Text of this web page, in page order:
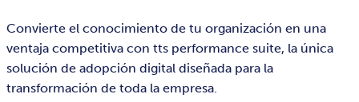
Convierte el conocimiento de tu organización en una
ventaja competitiva con tts performance suite, la única
solución de adopción digital diseñada para la
transformación de toda la empresa.